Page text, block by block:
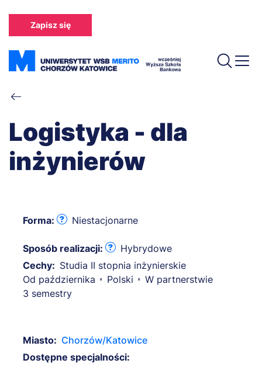
treści
Zapisz się
Ścieżka
nawigacyjna
Logistyka - dla
inżynierów
Forma: Niestacjonarne
Sposób realizacji:
Hybrydowe
Cechy: Studia II stopnia inżynierskie
Od października
Polski
W partnerstwie
3 semestry
Miasto: Chorzów/Katowice
Dostępne specjalności: